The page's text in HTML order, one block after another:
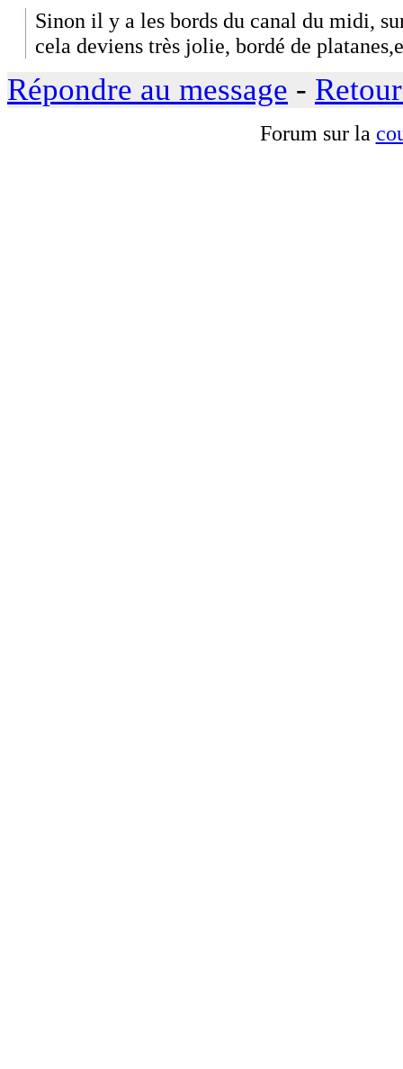
Sinon il y a les bords du canal du midi,
cela deviens très jolie, bordé de
Répondre au message -
Forum sur la